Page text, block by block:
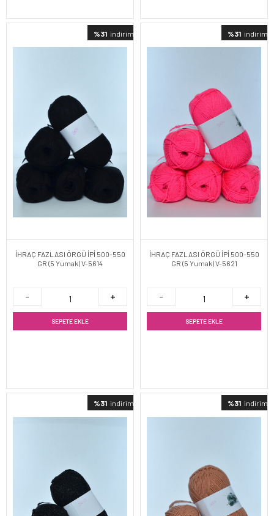
%31 indirimli
İHRAÇ FAZLASI ÖRGÜ İPİ 500-550
GR (5 Yumak) V-5614
SEPETE EKLE
%31 indirimli
İHRAÇ FAZLASI ÖRGÜ İPİ 500-550
GR (5 Yumak) V-5621
SEPETE EKLE
%31 indirimli %31 indirimli